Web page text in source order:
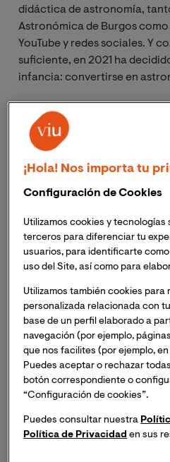
didáctica de astronomía,
Astronómica de Burgos como
YouTube y redes sociales. Y
suficiente, en 2021 ha
infancia: convertirse en
Nos pusimos en contacto
más acerca de este nuevo
en el campo de la
divulgación científica y
¿Nos puedes contar un
motivó a seguir una carrera
ha sido tu trayectoria hasta
Siempre he sido una persona
pequeña me regalaron un
telescopio de juguete con el
nada, aunque me hacía
telescopio y un libro de
constelaciones según la
tipo de objetos, planetas,
lluvia de meteoros, me
de campaña en el jardín de mi
¡Hola! Nos importa tu
Configuración de Cookies
Utilizamos cookies y tecnologías
terceros para diferenciar tu
usuarios, para identificarte
uso del Site, así como para
Utilizamos también cookies
personalizada relacionada con
base de un perfil elaborado a
navegación (por ejemplo,
que nos facilites (por ejemplo,
Puedes aceptar o rechazar
botón correspondiente o
“Configuración de cookies”.
Puedes consultar nuestra
Política de Privacidad en sus